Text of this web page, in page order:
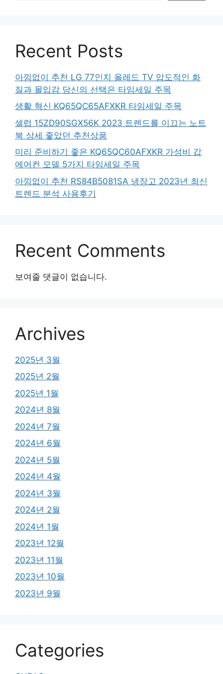
Recent Posts
아낌없이 추천 LG 77인치 올레드 TV 압도적인 화
질과 몰입감 당신의 선택은 타임세일 주목
생활 혁신 KQ65QC65AFXKR 타임세일 주목
셀럽 15ZD90SGX56K 2023 트렌드를 이끄는 노트
북 상세 좋았던 추천상품
미리 준비하기 좋은 KQ65QC60AFXKR 가성비 갑
에어컨 모델 5가지 타임세일 주목
아낌없이 추천 RS84B5081SA 냉장고 2023년 최신
트렌드 분석 사용후기
Recent Comments
보여줄 댓글이 없습니다.
Archives
2025년 3월
2025년 2월
2025년 1월
2024년 8월
2024년 7월
2024년 6월
2024년 5월
2024년 4월
2024년 3월
2024년 2월
2024년 1월
2023년 12월
2023년 11월
2023년 10월
2023년 9월
Categories